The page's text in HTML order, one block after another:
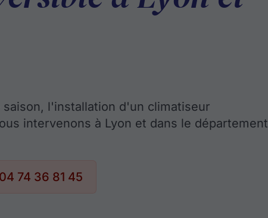
l'installation d'un climatiseur
intervenons à Lyon et dans le département
04 74 36 81 45